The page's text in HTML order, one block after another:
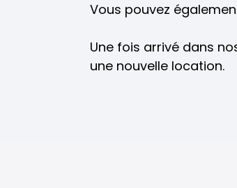
Vous pouvez
Une fois arrivé dans
une nouvelle location.